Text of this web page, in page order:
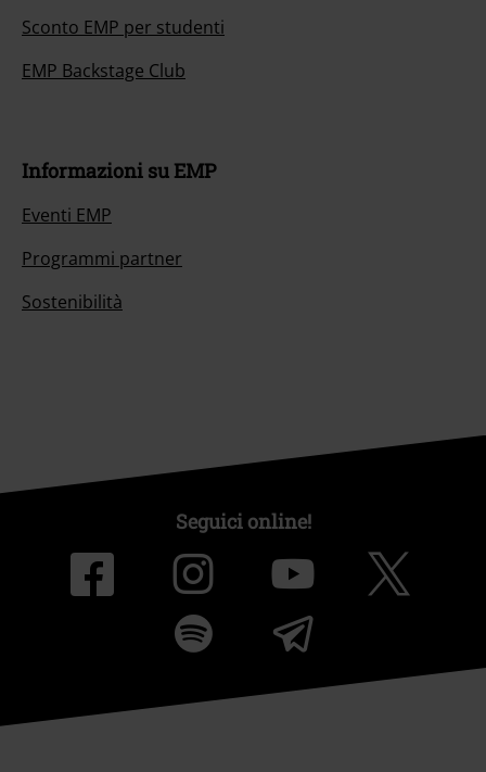
Sconto EMP per studenti
EMP Backstage Club
Informazioni su EMP
Eventi EMP
Programmi partner
Sostenibilità
Seguici online!